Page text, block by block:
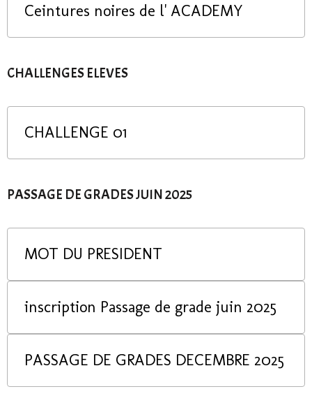
Ceintures noires de l' ACADEMY
CHALLENGES ELEVES
CHALLENGE 01
PASSAGE DE GRADES JUIN 2025
MOT DU PRESIDENT
inscription Passage de grade juin 2025
PASSAGE DE GRADES DECEMBRE 2025